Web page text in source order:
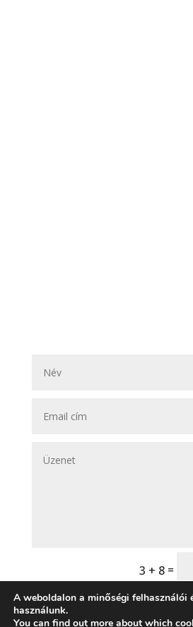
3 + 8 =
A weboldalon a minőségi felhasználói
használunk.
You can find out more about which